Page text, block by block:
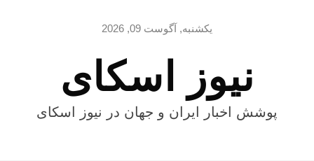
یکشنبه, آگوست 09, 2026
نیوز اسکای
پوشش اخبار ایران و جهان در نیوز اسکای